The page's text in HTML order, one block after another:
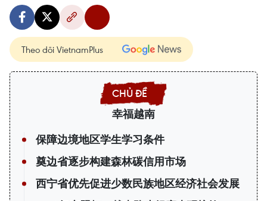
Theo dõi VietnamPlus
幸福越南
保障边境地区学生学习条件
奠边省逐步构建森林碳信用市场
西宁省优先促进少数民族地区经济社会发展